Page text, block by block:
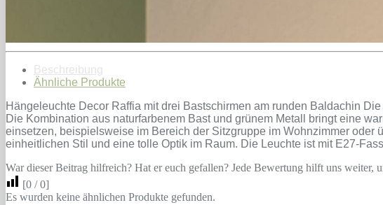
Beschreibung
Ähnliche Produkte
Hängeleuchte Decor Raffia mit drei Bastschirmen am runden Baldachin
Die Kombination aus naturfarbenem Bast und grünem Metall bringt eine
einsetzen, beispielsweise im Bereich der Sitzgruppe im Wohnzimmer
einheitlichen Stil und eine tolle Optik im Raum. Die Leuchte ist mit E27-
War dieser Beitrag hilfreich? Hat er euch gefallen? Jede Bewertung hilft uns weiter,
[0 /0]
Es wurden keine ähnlichen Produkte gefunden.